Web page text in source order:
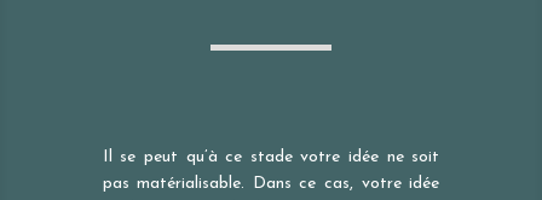
Il se peut qu’à ce stade votre idée ne soit
pas matérialisable. Dans ce cas, votre idée